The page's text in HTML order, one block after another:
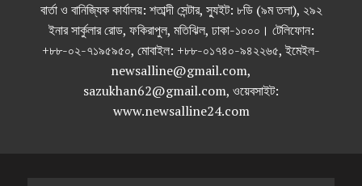
বার্তা ও বানিজ্যিক কার্যালয়: শতাব্দী সেন্টার, স্যুইট: ৮ডি (৯ম তলা), ২৯২
ইনার সার্কুলার রোড, ফকিরাপুল, মতিঝিল, ঢাকা-১০০০। টেলিফোন:
+৮৮-০২-৭১৯৫৯৫০, মোবাইল: +৮৮-০১৭৪০-৯৪২২৬৫, ইমেইল-
newsalline@gmail.com,
sazukhan62@gmail.com, ওয়েবসাইট:
www.newsalline24.com